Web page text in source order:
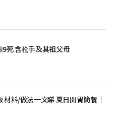
死 含枪手及其祖父母
材料/做法一文睇 夏日開胃簡餐｜